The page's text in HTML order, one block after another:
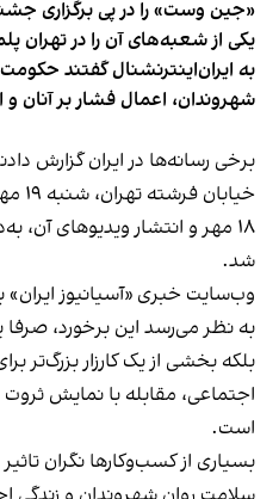
«جین وست» را در پی برگزاری
یکی از شعبه‌های آن را در تهران
به ایران‌اینترنشنال گفتند
شهروندان، اعمال فشار بر آنان
برخی رسانه‌ها در ایران گزارش
۱۸ مهر و انتشار ویدیوهای
شد.
وب‌سایت خبری «آسیانیوز ایران»
به نظر می‌رسد این برخورد،
بلکه بخشی از یک کارزار بزرگ‌تر
اجتماعی، مقابله با نمایش
است.
بسیاری از کسب‌وکارها نگران